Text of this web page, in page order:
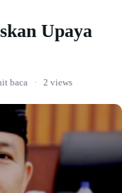
Upaya
baca · 2 views